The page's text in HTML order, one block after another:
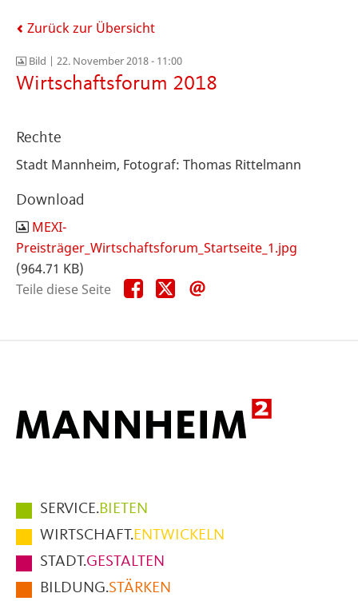
Zurück zur Übersicht
Bild | 22. November 2018 - 11:00
Wirtschaftsforum 2018
Rechte
Stadt Mannheim, Fotograf: Thomas Rittelmann
Download
MEXI-
Preisträger_Wirtschaftsforum_Startseite_1.jpg
(964.71 KB)
Teile diese Seite
Teile
diese
Teile
diese
Hauptmenüpunkte
im
Fußbereich
der
Seite
SERVICE.BIETEN
WIRTSCHAFT.ENTWICKELN
STADT.GESTALTEN
BILDUNG.STÄRKEN